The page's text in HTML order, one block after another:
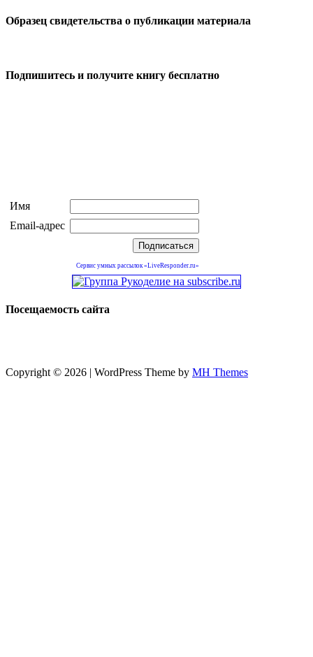
Образец свидетельства о публикации материала
Подпишитесь и получите книгу бесплатно
Имя
Email-адрес
Сервис умных рассылок «LiveResponder.ru»
Посещаемость сайта
Copyright © 2026 | WordPress Theme by MH Themes